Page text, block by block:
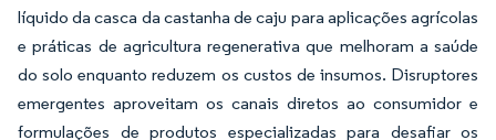
líquido da casca da castanha de caju para aplicações agrícolas
e práticas de agricultura regenerativa que melhoram a saúde
do solo enquanto reduzem os custos de insumos. Disruptores
emergentes aproveitam os canais diretos ao consumidor e
formulações de produtos especializadas para desafiar os